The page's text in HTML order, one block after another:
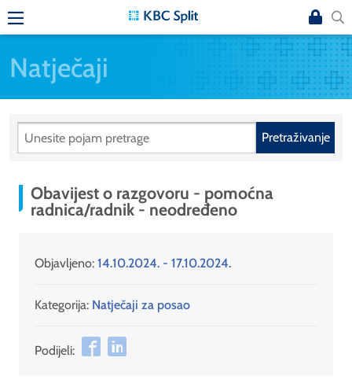
Natječaji
Pretraživanje
Obavijest o razgovoru - pomoćna
radnica/radnik - neodređeno
Objavljeno: 14.10.2024. - 17.10.2024.
Kategorija: Natječaji za posao
Podijeli: